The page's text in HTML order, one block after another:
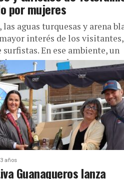
por mujeres
aguas turquesas y arena
interés de los visitantes,
En ese ambiente, un
congregadas...
años
Guanaqueros lanza